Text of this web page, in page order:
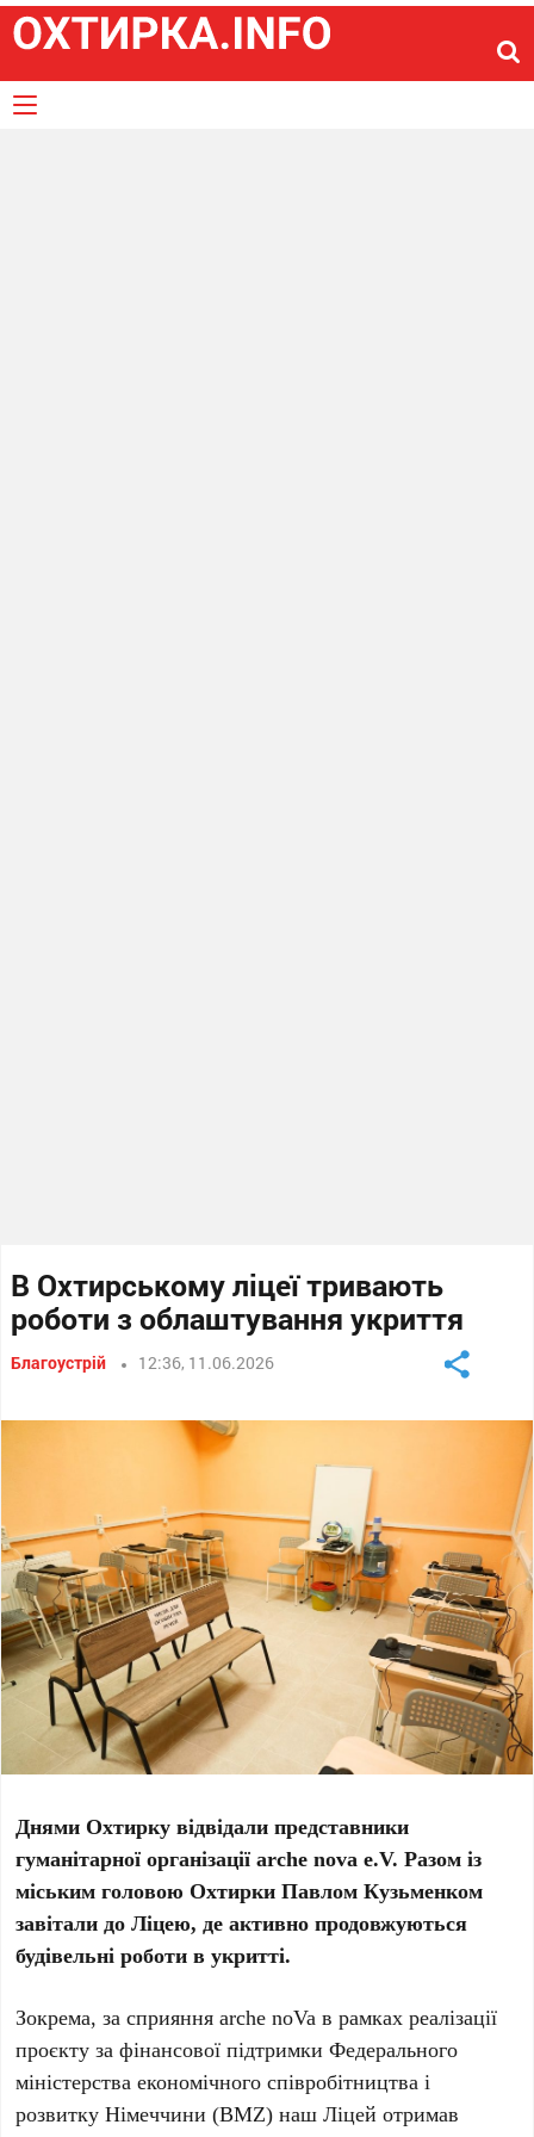
В Охтирському ліцеї тривають
роботи з облаштування укриття
Благоустрій 12:36, 11.06.2026
Днями Охтирку відвідали представники
гуманітарної організації arche nova e.V. Разом із
міським головою Охтирки Павлом Кузьменком
завітали до Ліцею, де активно продовжуються
будівельні роботи в укритті.
Зокрема, за сприяння arche noVa в рамках реалізації
проєкту за фінансової підтримки Федерального
міністерства економічного співробітництва і
розвитку Німеччини (BMZ) наш Ліцей отримав